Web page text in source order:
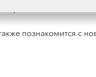
познакомится с